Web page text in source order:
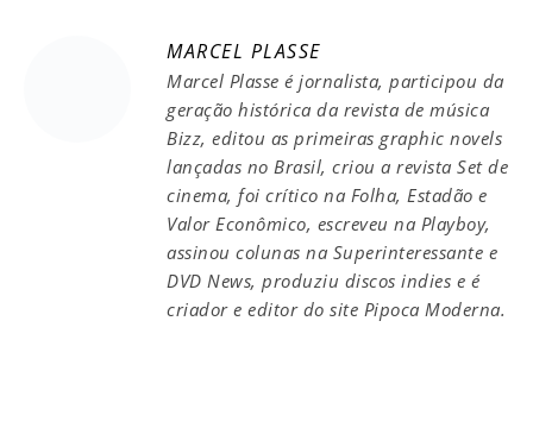
MARCEL PLASSE
Marcel Plasse é jornalista, participou da
geração histórica da revista de música
Bizz, editou as primeiras graphic novels
lançadas no Brasil, criou a revista Set de
cinema, foi crítico na Folha, Estadão e
Valor Econômico, escreveu na Playboy,
assinou colunas na Superinteressante e
DVD News, produziu discos indies e é
criador e editor do site Pipoca Moderna.